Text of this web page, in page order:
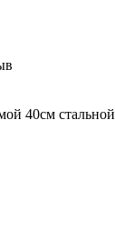
40см стальной